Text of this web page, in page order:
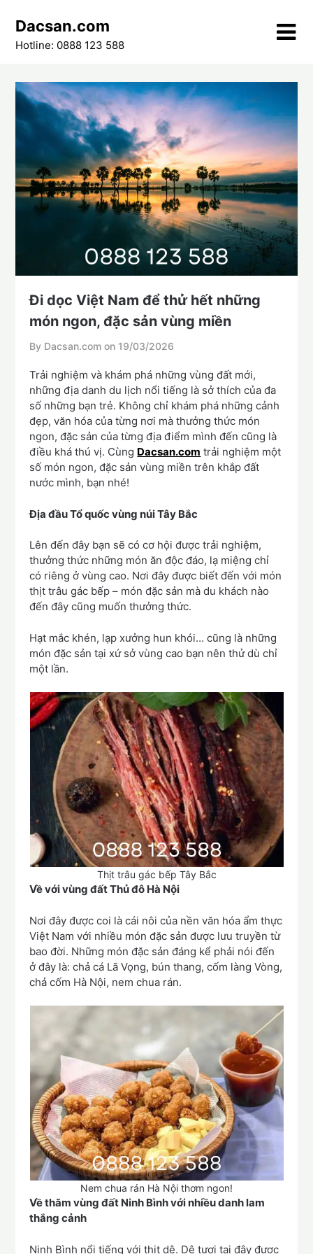
content
Dacsan.com
Hotline: 0888 123 588
Đi dọc Việt Nam để thử hết những
món ngon, đặc sản vùng miền
By Dacsan.com on 19/03/2026
Trải nghiệm và khám phá những vùng đất mới,
những địa danh du lịch nổi tiếng là sở thích của đa
số những bạn trẻ. Không chỉ khám phá những cảnh
đẹp, văn hóa của từng nơi mà thưởng thức món
ngon, đặc sản của từng địa điểm mình đến cũng là
điều khá thú vị. Cùng Dacsan.com trải nghiệm một
số món ngon, đặc sản vùng miền trên khắp đất
nước mình, bạn nhé!
Địa đầu Tổ quốc vùng núi Tây Bắc
Lên đến đây bạn sẽ có cơ hội được trải nghiệm,
thưởng thức những món ăn độc đáo, lạ miệng chỉ
có riêng ở vùng cao. Nơi đây được biết đến với món
thịt trâu gác bếp – món đặc sản mà du khách nào
đến đây cũng muốn thưởng thức.
Hạt mắc khén, lạp xưởng hun khói… cũng là những
món đặc sản tại xứ sở vùng cao bạn nên thử dù chỉ
một lần.
Thịt trâu gác bếp Tây Bắc
Về với vùng đất Thủ đô Hà Nội
Nơi đây được coi là cái nôi của nền văn hóa ẩm thực
Việt Nam với nhiều món đặc sản được lưu truyền từ
bao đời. Những món đặc sản đáng kể phải nói đến
ở đây là: chả cá Lã Vọng, bún thang, cốm làng Vòng,
chả cốm Hà Nội, nem chua rán.
Nem chua rán Hà Nội thơm ngon!
Về thăm vùng đất Ninh Bình với nhiều danh lam
thắng cảnh
Ninh Bình nổi tiếng với thịt dê. Dê tươi tại đây được